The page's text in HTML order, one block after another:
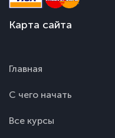
Карта сайта
Главная
С чего начать
Все курсы